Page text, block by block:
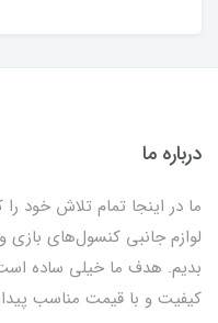
درباره ما
ما در اینجا تمام تلاش خود را
لوازم جانبی کنسول‌های
بدیم. هدف ما خیلی ساده
کیفیت و با قیمت مناسب